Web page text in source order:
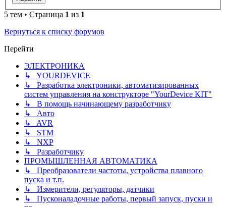
5 тем • Страница 1 из 1
Вернуться к списку форумов
Перейти
ЭЛЕКТРОНИКА
↳ YOURDEVICE
↳ Разработка электроники, автоматизированных
систем управления на конструкторе "YourDevice KIT"
↳ В помощь начинающему разработчику
↳ Авто
↳ AVR
↳ STM
↳ NXP
↳ Разработчику
ПРОМЫШЛЕННАЯ АВТОМАТИКА
↳ Преобразователи частоты, устройства плавного
пуска и т.п.
↳ Измерители, регуляторы, датчики
↳ Пусконаладочные работы, первый запуск, пуски и